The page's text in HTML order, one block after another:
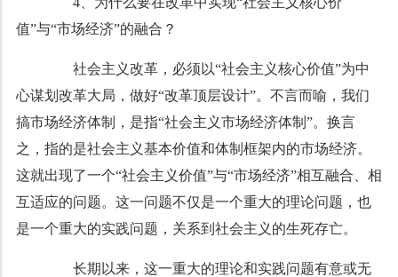
值”与“市场经济”的融合？
社会主义改革，必须以“社会主义核心价值”为中
心谋划改革大局，做好“改革顶层设计”。不言而喻，我们
搞市场经济体制，是指“社会主义市场经济体制”。换言
之，指的是社会主义基本价值和体制框架内的市场经济。
这就出现了一个“社会主义价值”与“市场经济”相互融合、相
互适应的问题。这一问题不仅是一个重大的理论问题，也
是一个重大的实践问题，关系到社会主义的生死存亡。
长期以来，这一重大的理论和实践问题有意或无